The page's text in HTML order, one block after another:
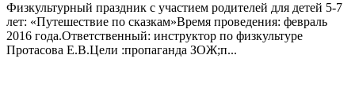
Физкультурный праздник с участием родителей для детей 5-7
лет: «Путешествие по сказкам»Время проведения: февраль
2016 года.Ответственный: инструктор по физкультуре
Протасова Е.В.Цели :пропаганда ЗОЖ;п...